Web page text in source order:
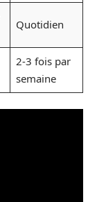
Quotidien
2-3 fois par
semaine